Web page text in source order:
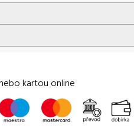
kartou online